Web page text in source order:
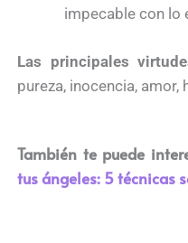
impecable con lo
Las principales
pureza, inocencia, amor,
También te puede
tus ángeles: 5 técnicas